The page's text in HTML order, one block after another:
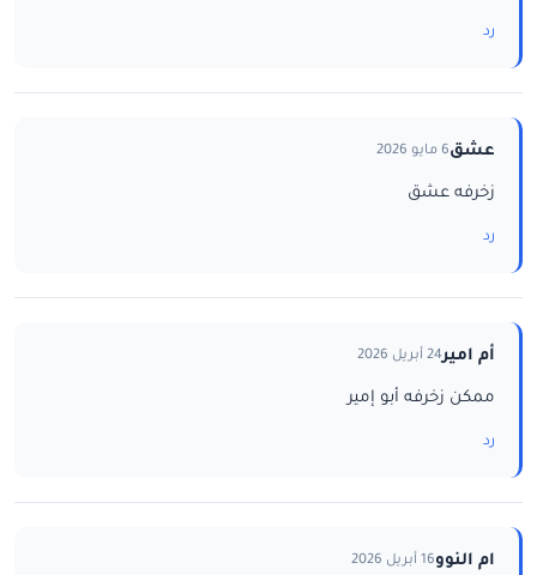
رد
عشق6 مايو 2026
زخرفه عشق
رد
أم امير24 أبريل 2026
ممكن زخرفه أبو إمير
رد
ام النوو16 أبريل 2026